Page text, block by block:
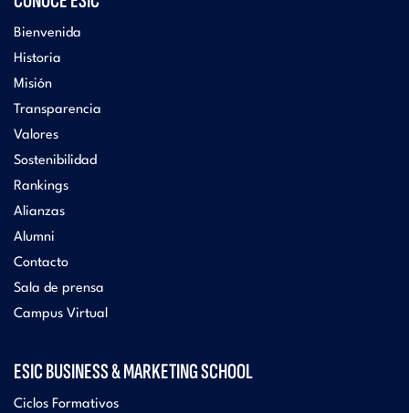
Bienvenida
Historia
Misión
Transparencia
Valores
Sostenibilidad
Rankings
Alianzas
Alumni
Contacto
Sala de prensa
Campus Virtual
ESIC BUSINESS & MARKETING SCHOOL
Ciclos Formativos